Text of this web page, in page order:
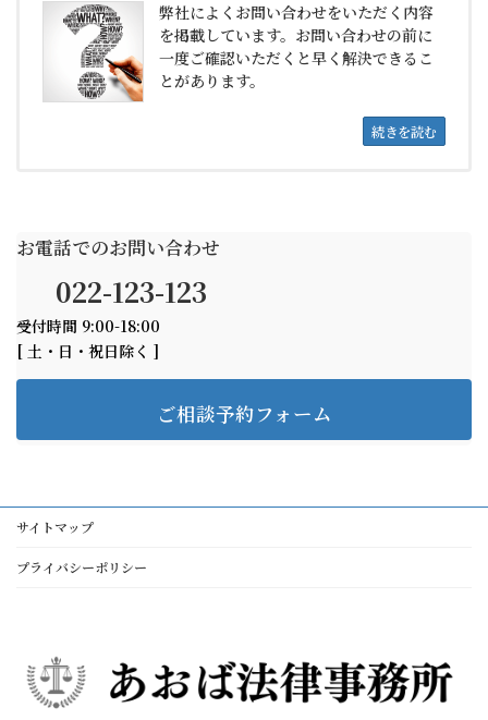
弊社によくお問い合わせをいただく内容
を掲載しています。お問い合わせの前に
一度ご確認いただくと早く解決できるこ
とがあります。
続きを読む
お電話でのお問い合わせ
022-123-123
受付時間 9:00-18:00
[ 土・日・祝日除く ]
ご相談予約フォーム
サイトマップ
プライバシーポリシー